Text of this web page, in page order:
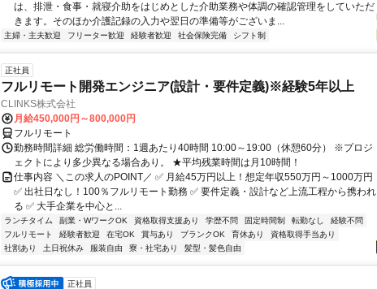
は、排泄・食事・就寝介助をはじめとした介助業務や体調の確認管理をしていただ
きます。そのほか介護記録の入力や翌日の準備等がございま...
主婦・主夫歓迎 フリーター歓迎 経験者歓迎 社会保険完備 シフト制
正社員
フルリモート開発エンジニア(設計・要件定義)※経験5年以上
CLINKS株式会社
月給450,000円～800,000円
フルリモート
勤務時間詳細 総労働時間：1週あたり40時間 10:00～19:00（休憩60分） ※プロジ
ェクトにより多少異なる場合あり。 ★平均残業時間は月10時間！
仕事内容 ＼この求人のPOINT／ ✅ 月給45万円以上！想定年収550万円～1000万円
✅ 出社日なし！100％フルリモート勤務 ✅ 要件定義・設計など上流工程から携われ
る ✅ 大手企業を中心と...
ランチタイム 副業・WワークOK 資格取得支援あり 学歴不問 固定時間制 転勤なし
経験不問
フルリモート
経験者歓迎 在宅OK 賞与あり ブランクOK 育休あり
資格取得手当あり
社割あり
土日祝休み 服装自由 寮・社宅あり 髪型・髪色自由
正社員